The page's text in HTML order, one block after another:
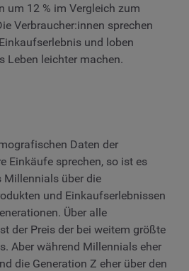
um 12 % im Vergleich zum
Verbraucher:innen sprechen
und loben
Leben leichter machen.
Daten der
Einkäufe sprechen, so ist es
Millennials über die
und Einkaufserlebnissen
Über alle
der Preis der bei weitem größte
Aber während Millennials eher
die Generation Z eher über den